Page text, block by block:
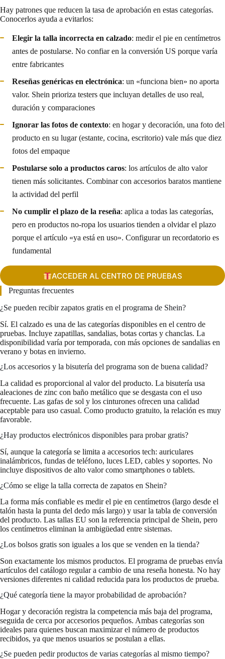
Hay patrones que reducen la tasa de aprobación en estas categorías.
Conocerlos ayuda a evitarlos:
Elegir la talla incorrecta en calzado: medir el pie en centímetros
antes de postularse. No confiar en la conversión US porque varía
entre fabricantes
Reseñas genéricas en electrónica: un «funciona bien» no aporta
valor. Shein prioriza testers que incluyan detalles de uso real,
duración y comparaciones
Ignorar las fotos de contexto: en hogar y decoración, una foto del
producto en su lugar (estante, cocina, escritorio) vale más que diez
fotos del empaque
Postularse solo a productos caros: los artículos de alto valor
tienen más solicitantes. Combinar con accesorios baratos mantiene
la actividad del perfil
No cumplir el plazo de la reseña: aplica a todas las categorías,
pero en productos no-ropa los usuarios tienden a olvidar el plazo
porque el artículo «ya está en uso». Configurar un recordatorio es
fundamental
ACCEDER AL CENTRO DE PRUEBAS
Preguntas frecuentes
¿Se pueden recibir zapatos gratis en el programa de Shein?
Sí. El calzado es una de las categorías disponibles en el centro de
pruebas. Incluye zapatillas, sandalias, botas cortas y chanclas. La
disponibilidad varía por temporada, con más opciones de sandalias en
verano y botas en invierno.
¿Los accesorios y la bisutería del programa son de buena calidad?
La calidad es proporcional al valor del producto. La bisutería usa
aleaciones de zinc con baño metálico que se desgasta con el uso
frecuente. Las gafas de sol y los cinturones ofrecen una calidad
aceptable para uso casual. Como producto gratuito, la relación es muy
favorable.
¿Hay productos electrónicos disponibles para probar gratis?
Sí, aunque la categoría se limita a accesorios tech: auriculares
inalámbricos, fundas de teléfono, luces LED, cables y soportes. No
incluye dispositivos de alto valor como smartphones o tablets.
¿Cómo se elige la talla correcta de zapatos en Shein?
La forma más confiable es medir el pie en centímetros (largo desde el
talón hasta la punta del dedo más largo) y usar la tabla de conversión
del producto. Las tallas EU son la referencia principal de Shein, pero
los centímetros eliminan la ambigüedad entre sistemas.
¿Los bolsos gratis son iguales a los que se venden en la tienda?
Son exactamente los mismos productos. El programa de pruebas envía
artículos del catálogo regular a cambio de una reseña honesta. No hay
versiones diferentes ni calidad reducida para los productos de prueba.
¿Qué categoría tiene la mayor probabilidad de aprobación?
Hogar y decoración registra la competencia más baja del programa,
seguida de cerca por accesorios pequeños. Ambas categorías son
ideales para quienes buscan maximizar el número de productos
recibidos, ya que menos usuarios se postulan a ellas.
¿Se pueden pedir productos de varias categorías al mismo tiempo?